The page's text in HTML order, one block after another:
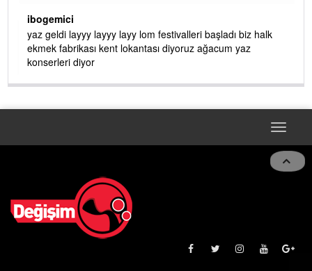
ibogemici
yaz geldi layyy layyy layy lom festivalleri başladı biz halk
ekmek fabrikası kent lokantası diyoruz ağacum yaz
konserleri diyor
Toggle